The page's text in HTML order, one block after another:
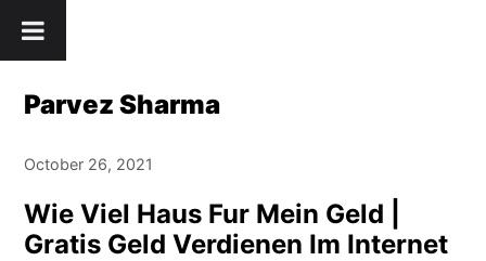
to
Parvez Sharma
October 26, 2021
Wie Viel Haus Fur Mein Geld |
Gratis Geld Verdienen Im Internet